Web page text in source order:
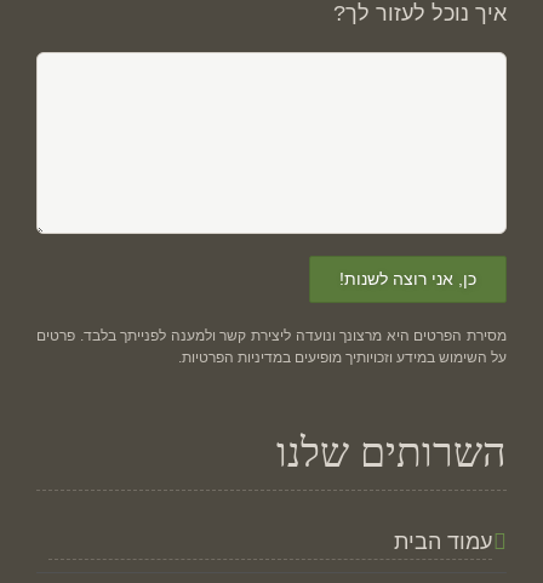
איך נוכל לעזור לך?
מסירת הפרטים היא מרצונך ונועדה ליצירת קשר ולמענה לפנייתך בלבד. פרטים
על השימוש במידע וזכויותיך מופיעים במדיניות הפרטיות.
השרותים שלנו
עמוד הבית